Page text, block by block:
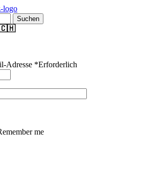
Suchen
Adresse *Erforderlich
me